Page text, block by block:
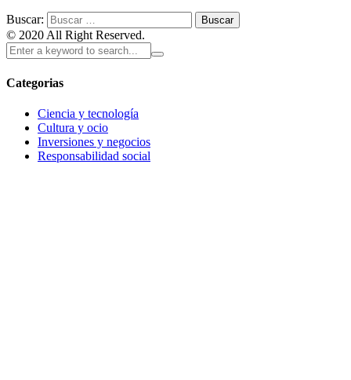
Buscar:
© 2020 All Right Reserved.
Categorias
Ciencia y tecnología
Cultura y ocio
Inversiones y negocios
Responsabilidad social